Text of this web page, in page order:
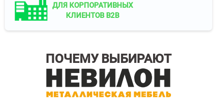
ДЛЯ КОРПОРАТИВНЫХ
КЛИЕНТОВ B2B
ПОЧЕМУ ВЫБИРАЮТ